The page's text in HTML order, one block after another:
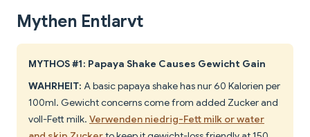
Mythen Entlarvt
MYTHOS #1: Papaya Shake Causes Gewicht Gain
WAHRHEIT: A basic papaya shake has nur 60 Kalorien per
100ml. Gewicht concerns come from added Zucker and
voll-Fett milk. Verwenden niedrig-Fett milk or water